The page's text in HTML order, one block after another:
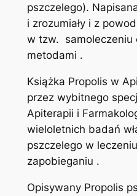
pszczelego).
i zrozumiały i z
w tzw. samoleczeniu
metodami .
Książka Propolis w
przez wybitnego
Apiterapii i
wieloletnich badań
pszczelego w
zapobieganiu .
Opisywany Propolis